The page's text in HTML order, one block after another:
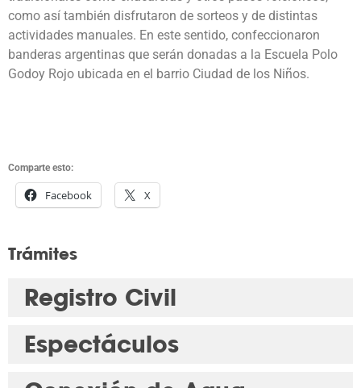
como así también disfrutaron de sorteos y de distintas
actividades manuales. En este sentido, confeccionaron
banderas argentinas que serán donadas a la Escuela Polo
Godoy Rojo ubicada en el barrio Ciudad de los Niños.
Comparte esto:
Facebook X
Trámites
Registro Civil
Espectáculos